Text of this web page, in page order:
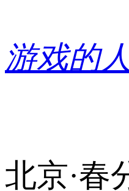
内
容
游戏的人
北京·春